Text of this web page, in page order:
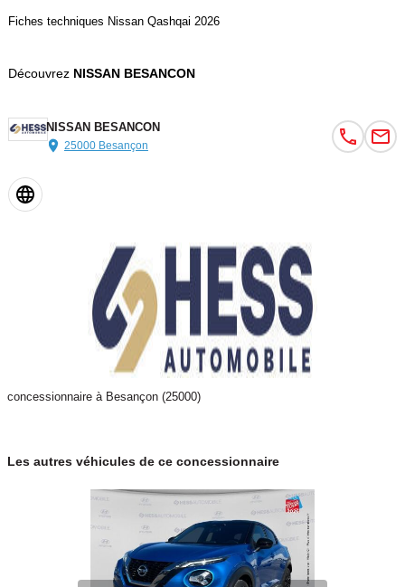
Fiches techniques Nissan Qashqai 2026
Découvrez NISSAN BESANCON
NISSAN BESANCON
25000 Besançon
concessionnaire à Besançon (25000)
Les autres véhicules de ce concessionnaire